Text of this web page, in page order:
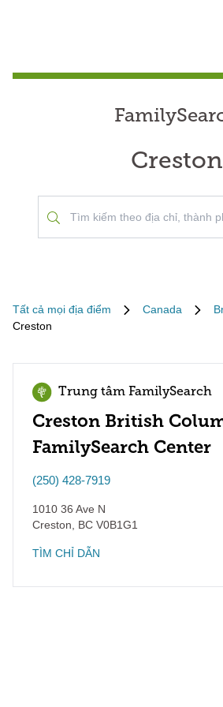
Creston
Tất cả mọi địa điểm Canada
Creston
Trung tâm FamilySearch
Creston British
FamilySearch Center
(250) 428-7919
1010 36 Ave N
Creston
BC V0B1G1
TÌM CHỈ DẪN